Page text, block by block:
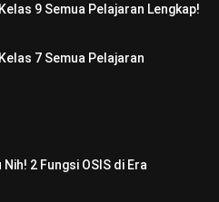
9 Semua Pelajaran Lengkap!
7 Semua Pelajaran
Nih! 2 Fungsi OSIS di Era